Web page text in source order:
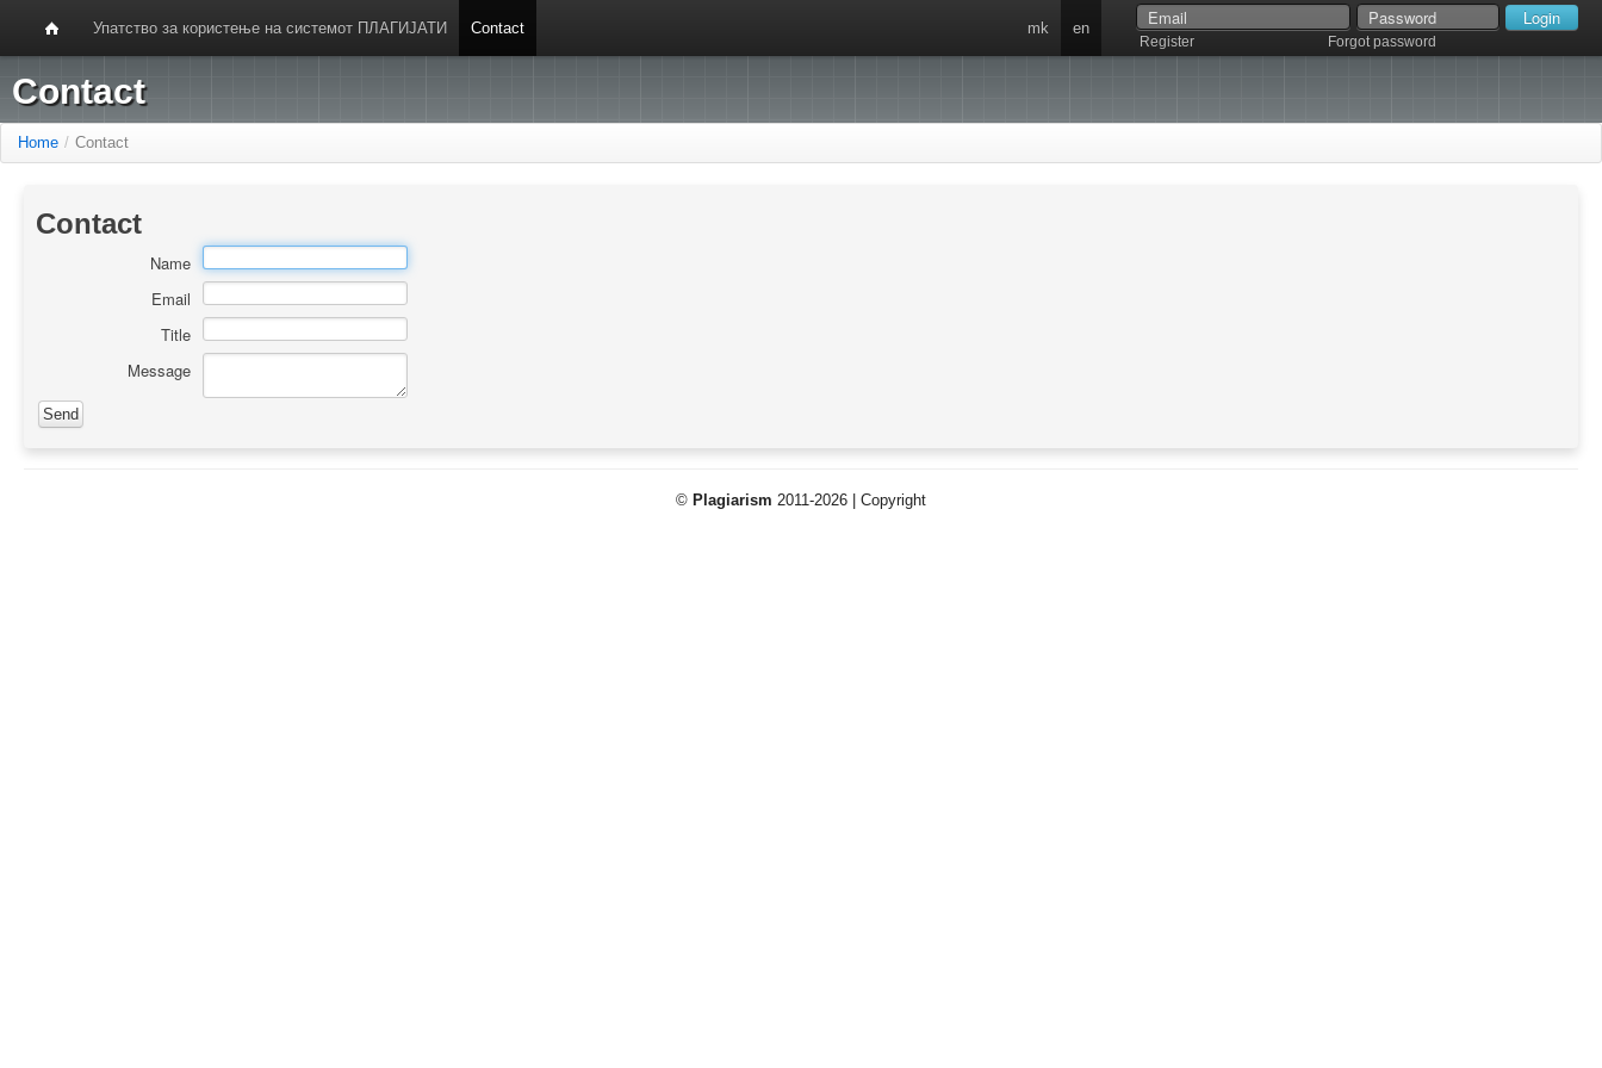
Упатство за користење на системот ПЛАГИЈАТИ Contact
Register Forgot password
mk en
Contact
Home / Contact
Contact
Name
Email
Title
Message
© Plagiarism 2011-2026 | Copyright